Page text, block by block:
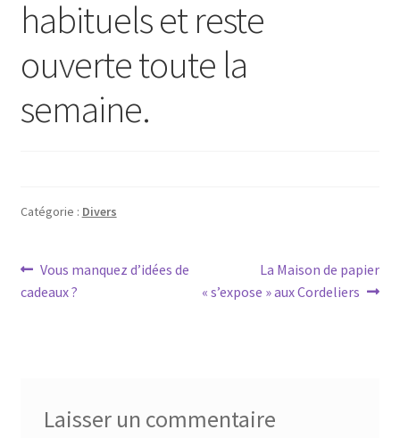
habituels et reste
ouverte toute la
semaine.
Catégorie : Divers
Navigation
de
Article
précédent :
Vous manquez d’idées de
cadeaux ?
Article
suivant :
La Maison de papier
« s’expose » aux Cordeliers
Laisser un commentaire